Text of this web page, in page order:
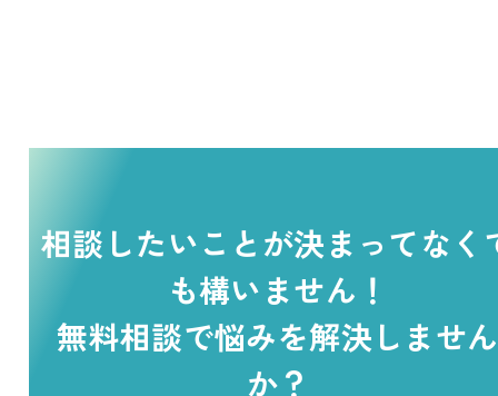
相談したいことが決まってなく
も構いません！
無料相談で悩みを解決しません
か？